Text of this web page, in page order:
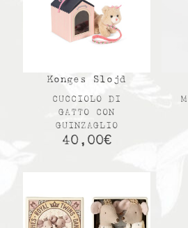
Konges Slojd
CUCCIOLO DI
GATTO CON
GUINZAGLIO
40,00€